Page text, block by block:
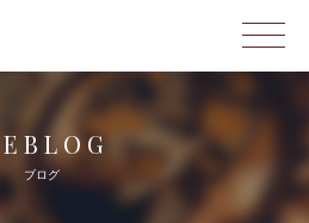
B L O G
ブ ロ グ